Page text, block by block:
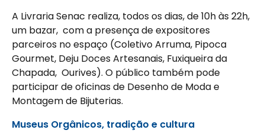
A Livraria Senac realiza, todos os dias, de 10h às 22h,
um bazar, com a presença de expositores
parceiros no espaço (Coletivo Arruma, Pipoca
Gourmet, Deju Doces Artesanais, Fuxiqueira da
Chapada, Ourives). O público também pode
participar de oficinas de Desenho de Moda e
Montagem de Bijuterias.
Museus Orgânicos, tradição e cultura